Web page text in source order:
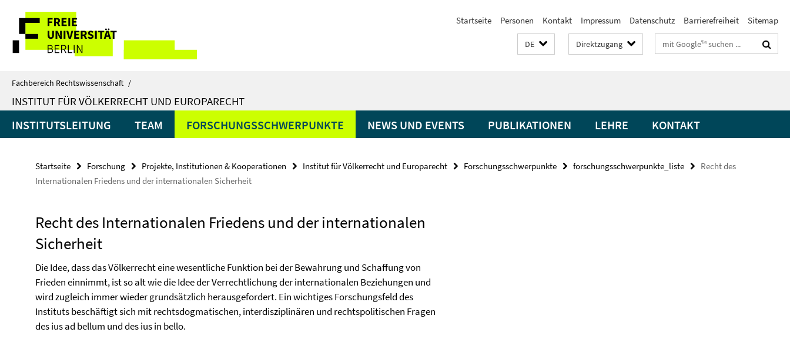
direkt
Inhalt
Service-
Navigation
Startseite Personen Kontakt Impressum Datenschutz Barrierefreiheit Sitemap
DE Direktzugang Suchbegriffe
Fachbereich Rechtswissenschaft /
INSTITUT FÜR VÖLKERRECHT UND EUROPARECHT
INSTITUTSLEITUNG TEAM FORSCHUNGSSCHWERPUNKTE NEWS UND EVENTS PUBLIKATIONEN LEHRE KONTAKT
Startseite Forschung Projekte, Institutionen & Kooperationen Institut für Völkerrecht und Europarecht Forschungsschwerpunkte forschungsschwerpunkte_liste
Recht des
Internationalen Friedens und der internationalen Sicherheit
Recht des Internationalen Friedens und der internationalen
Sicherheit
Die Idee, dass das Völkerrecht eine wesentliche Funktion bei der Bewahrung und Schaffung von
Frieden einnimmt, ist so alt wie die Idee der Verrechtlichung der internationalen Beziehungen und
wird zugleich immer wieder grundsätzlich herausgefordert. Ein wichtiges Forschungsfeld des
Instituts beschäftigt sich mit rechtsdogmatischen, interdisziplinären und rechtspolitischen Fragen
des ius ad bellum und des ius in bello.